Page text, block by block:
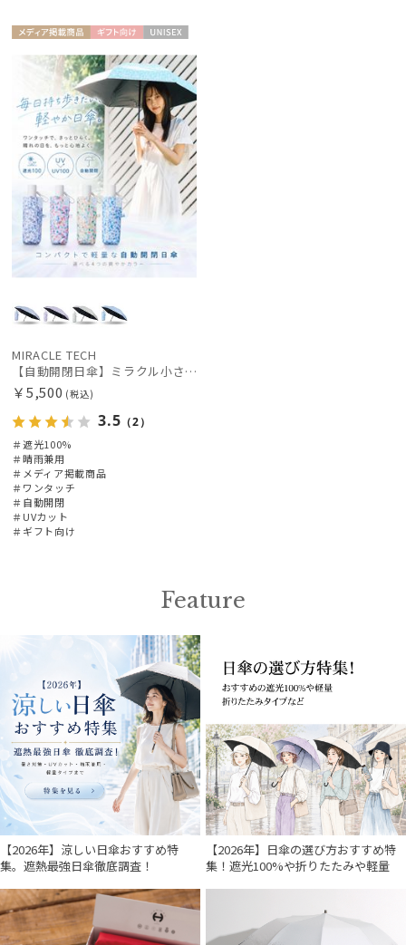
載商品
向け
X
MIRACLE TECH
【自動開閉日傘】ミラクル小さい傘 ミラクルテックプロ (MIRACLE TECH Pro) カラフルドット 晴雨兼用 遮光100 ワンタッチ開閉
￥5,500 (税込)
3.5 （2）
＃遮光100%
＃晴雨兼用
＃メディア掲載商品
＃ワンタッチ
＃自動開閉
＃UVカット
＃ギフト向け
Feature
【2026年】涼しい日傘おすすめ特
集。遮熱最強日傘徹底調査！
【2026年】日傘の選び方おすすめ特
集！遮光100%や折りたたみや軽量